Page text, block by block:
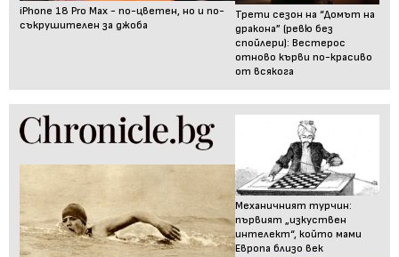
iPhone 18 Pro Max - по-цветен, но и по-
съкрушителен за джоба
Трети сезон на “Домът на
дракона” (ревю без
спойлери): Вестерос
отново кърви по-красиво
от всякога
Механичният турчин:
първият „изкуствен
интелект“, който мами
Европа близо век